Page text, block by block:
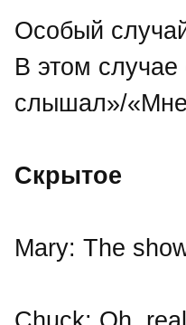
Особый
В этом
слышал»/
Скрытое
Mary: The